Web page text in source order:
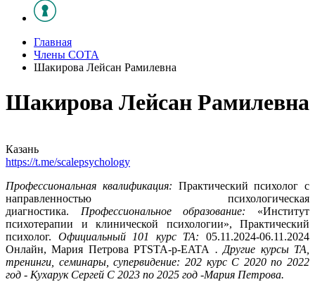
Главная
Члены СОТА
Шакирова Лейсан Рамилевна
Шакирова Лейсан Рамилевна
Казань
https://t.me/scalepsychology
Профессиональная квалификация: Практический психолог с
направленностью психологическая
диагностика. Профессиональное образование: «Институт
психотерапии и клинической психологии», Практический
психолог. Официальный 101 курс ТА:05.11.2024-06.11.2024
Онлайн, Мария Петрова PTSTA-p-EATA . Другие курсы ТА,
тренинги, семинары, супервидение: 202 курс С 2020 по 2022
год - Кухарук Сергей С 2023 по 2025 год -Мария Петрова.